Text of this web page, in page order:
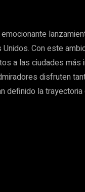
Con este
a las ciudades más
disfruten
la